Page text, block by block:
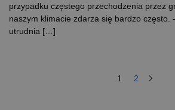
przypadku częstego przechodzenia przez
naszym klimacie zdarza się bardzo często.
utrudnia […]
1 2